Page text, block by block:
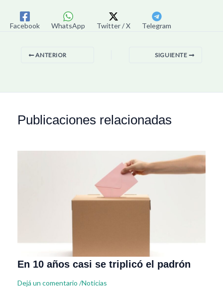
Facebook WhatsApp Twitter / X Telegram
ANTERIOR SIGUIENTE
Publicaciones relacionadas
En 10 años casi se triplicó el padrón
Dejá un comentario /Noticias